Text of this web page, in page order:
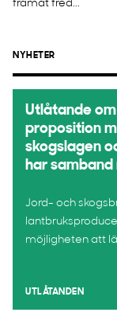
framåt fred...
NYHETER
Utlåtande
proposition
skogslagen
har samband
Jord- och
möjligheten att
UTLÅTANDEN